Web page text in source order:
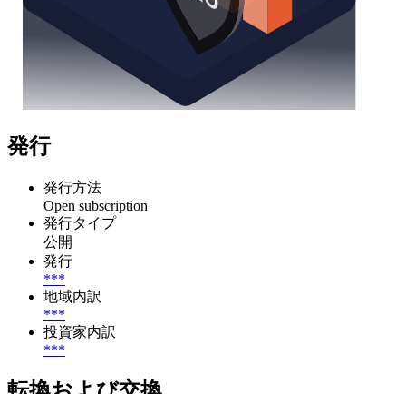
発行
発行方法
Open subscription
発行タイプ
公開
発行
***
地域内訳
***
投資家内訳
***